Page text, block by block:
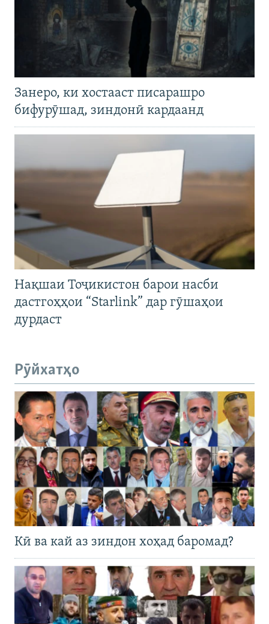
Занеро, ки хостааст писарашро
бифурӯшад, зиндонӣ кардаанд
Нақшаи Тоҷикистон барои насби
дастгоҳҳои “Starlink” дар гӯшаҳои
дурдаст
Рӯйхатҳо
Кӣ ва кай аз зиндон хоҳад баромад?